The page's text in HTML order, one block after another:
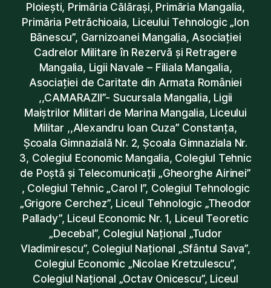
Ploiești, Primăria Călărași, Primăria Mangalia,
Primăria Petrăchioaia, Liceului Tehnologic „Ion
Bănescu”, Garnizoanei Mangalia, Asociației
Cadrelor Militare în Rezervă și Retragere
Mangalia, Ligii Navale – Filiala Mangalia,
Asociației de Caritate din Armata României
,,CAMARAZII”- Sucursala Mangalia, Ligii
Maiștrilor Militari de Marina Mangalia, Liceului
Militar ,,Alexandru Ioan Cuza” Constanța,
Școala Gimnazială Nr. 2, Școala Gimnaziala Nr.
3, Colegiul Economic Mangalia, Colegiul Tehnic
de Poștă și Telecomunicații „Gheorghe Airinei”
, Colegiul Tehnic „Carol I”, Colegiul Tehnologic
„Grigore Cerchez”, Liceul Tehnologic „Theodor
Pallady”, Liceul Economic Nr. 1, Liceul Teoretic
„Decebal”, Colegiul Național „Tudor
Vladimirescu”, Colegiul Național „Sfântul Sava”,
Colegiul Economic „Nicolae Kretzulescu”,
Colegiul Național „Octav Onicescu”, Liceul